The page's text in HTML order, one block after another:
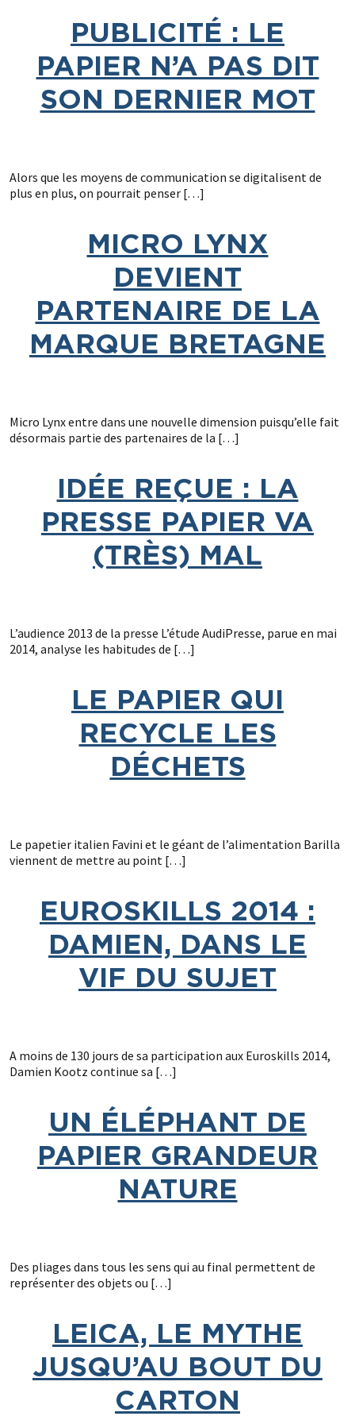
PUBLICITÉ : LE
PAPIER N’A PAS DIT
SON DERNIER MOT
Alors que les moyens de communication se digitalisent de
plus en plus, on pourrait penser […]
MICRO LYNX
DEVIENT
PARTENAIRE DE LA
MARQUE BRETAGNE
Micro Lynx entre dans une nouvelle dimension puisqu’elle fait
désormais partie des partenaires de la […]
IDÉE REÇUE : LA
PRESSE PAPIER VA
(TRÈS) MAL
L’audience 2013 de la presse L’étude AudiPresse, parue en mai
2014, analyse les habitudes de […]
LE PAPIER QUI
RECYCLE LES
DÉCHETS
Le papetier italien Favini et le géant de l’alimentation Barilla
viennent de mettre au point […]
EUROSKILLS 2014 :
DAMIEN, DANS LE
VIF DU SUJET
A moins de 130 jours de sa participation aux Euroskills 2014,
Damien Kootz continue sa […]
UN ÉLÉPHANT DE
PAPIER GRANDEUR
NATURE
Des pliages dans tous les sens qui au final permettent de
représenter des objets ou […]
LEICA, LE MYTHE
JUSQU’AU BOUT DU
CARTON